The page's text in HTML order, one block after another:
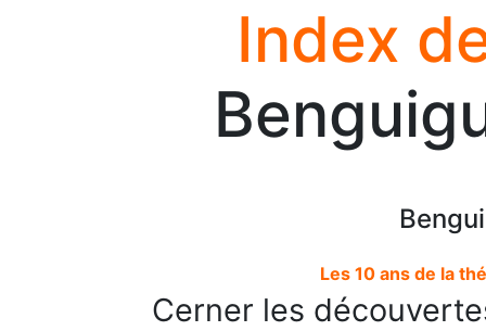
Index
Les 10 ans de la
Cerner les